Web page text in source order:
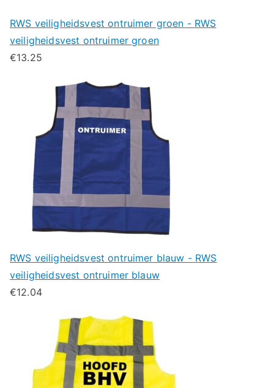
RWS veiligheidsvest ontruimer groen - RWS
veiligheidsvest ontruimer groen
€13.25
RWS veiligheidsvest ontruimer blauw - RWS
veiligheidsvest ontruimer blauw
€12.04